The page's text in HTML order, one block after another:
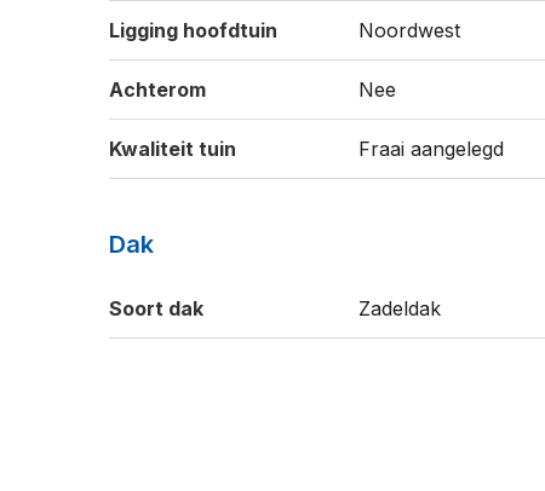
Ligging hoofdtuin Noordwest
Achterom Nee
Kwaliteit tuin Fraai aangelegd
Dak
Soort dak Zadeldak